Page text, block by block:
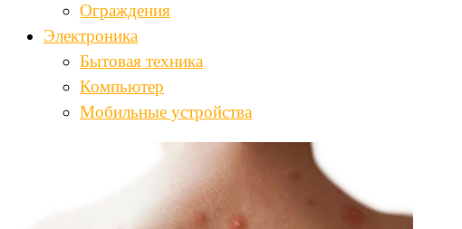
Ограждения
Электроника
Бытовая техника
Компьютер
Мобильные устройства